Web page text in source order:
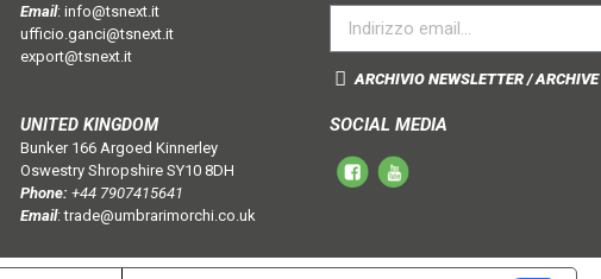
Email: info@tsnext.it
ufficio.ganci@tsnext.it
export@tsnext.it
ARCHIVIO NEWSLETTER / ARCHIVE
UNITED KINGDOM
Bunker 166 Argoed Kinnerley
Oswestry Shropshire SY10 8DH
Phone: +44 7907415641
Email:trade@umbrarimorchi.co.uk
SOCIAL MEDIA